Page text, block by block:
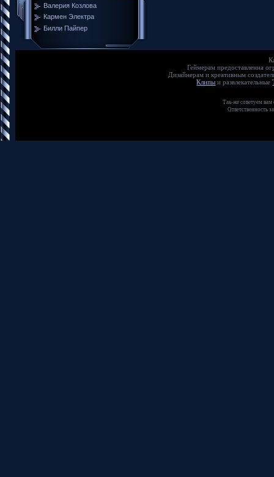
Валерия Козлова
Кармен Электра
Билли Пайпер
Геймерам предоставленна
Дизайнерам и креативным
Клипы и развлекательные
Так-же советуем
Ответственность